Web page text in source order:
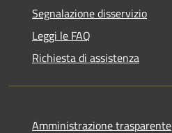
Segnalazione disservizio
Leggi le FAQ
Richiesta di assistenza
Amministrazione trasparente